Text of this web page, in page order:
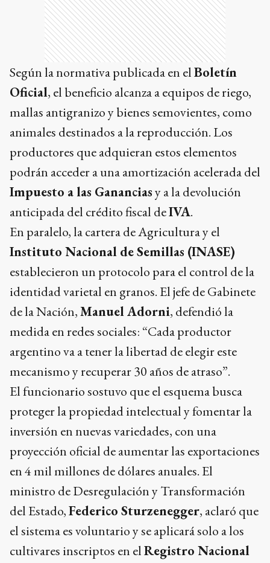
Según la normativa publicada en elBoletín
Oficial, el beneficio alcanza a equipos de riego,
mallas antigranizo y bienes semovientes, como
animales destinados a la reproducción. Los
productores que adquieran estos elementos
podrán acceder a una amortización acelerada del
Impuesto a las Gananciasy a la devolución
anticipada del crédito fiscal deIVA.
En paralelo, la cartera de Agricultura y el
Instituto Nacional de Semillas (INASE)
establecieron un protocolo para el control de la
identidad varietal en granos. El jefe de Gabinete
de la Nación,Manuel Adorni, defendió la
medida en redes sociales: “Cada productor
argentino va a tener la libertad de elegir este
mecanismo y recuperar 30 años de atraso”.
El funcionario sostuvo que el esquema busca
proteger la propiedad intelectual y fomentar la
inversión en nuevas variedades, con una
proyección oficial de aumentar las exportaciones
en 4 mil millones de dólares anuales. El
ministro de Desregulación y Transformación
del Estado,Federico Sturzenegger, aclaró que
el sistema es voluntario y se aplicará solo a los
cultivares inscriptos en elRegistro Nacional